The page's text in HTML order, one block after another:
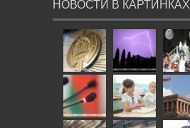
НОВОСТИ В КАРТИНКАХ